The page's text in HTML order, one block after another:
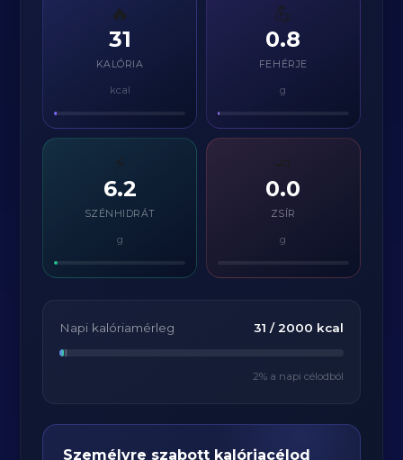
🔥
31
KALÓRIA
kcal
💪
0.8
FEHÉRJE
g
⚡
6.2
SZÉNHIDRÁT
g
0.0
ZSÍR
g
Napi kalóriamérleg 31 / 2000 kcal
2% a napi célodból
Személyre szabott kalóriacélod